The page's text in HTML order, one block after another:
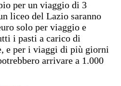
per un viaggio di 3
liceo del Lazio saranno
solo per viaggio e
i pasti a carico di
e per i viaggi di più giorni
arrivare a 1.000